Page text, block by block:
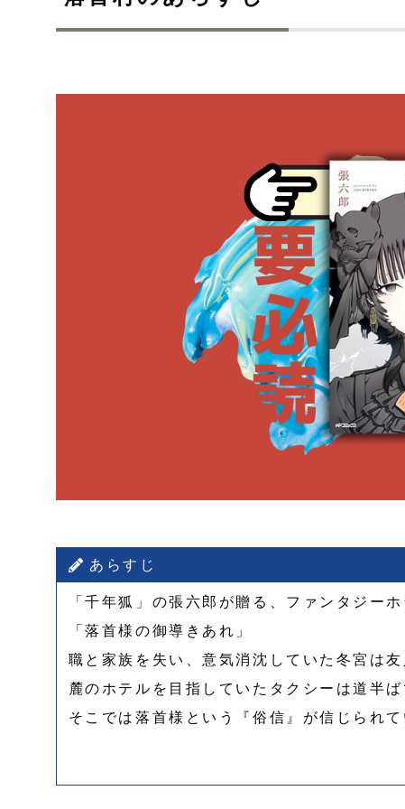
あらすじ
「千年狐」の張六郎が贈る、ファンタジーホ
「落首様の御導きあれ」
職と家族を失い、意気消沈していた冬宮は
麓のホテルを目指していたタクシーは道半
そこでは落首様という『俗信』が信じられて